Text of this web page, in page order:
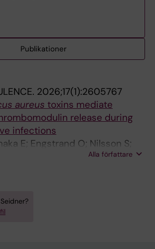
Publikationer
2026;17(1):2605767
aureus toxins mediate
release during
infections
E; Engstrand O; Nilsson S;
Kaland L; Novello M; Svensson M;
Alla författare